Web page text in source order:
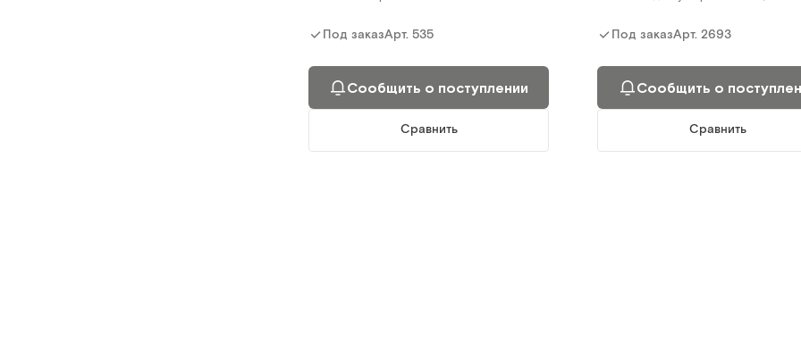
Сравнить Сравнить
Под заказАрт. 535
Сообщить о поступлении
Сравнить
Под заказАрт.2693
Сообщить о
Сравнить